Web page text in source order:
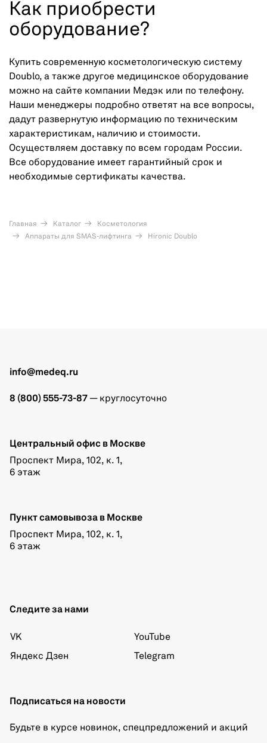
Как приобрести
оборудование?
Купить современную косметологическую систему
Doublo, а также другое медицинское оборудование
можно на сайте компании Медэк или по телефону.
Наши менеджеры подробно ответят на все вопросы,
дадут развернутую информацию по техническим
характеристикам, наличию и стоимости.
Осуществляем доставку по всем городам России.
Все оборудование имеет гарантийный срок и
необходимые сертификаты качества.
Главная Каталог
Косметология
Аппараты для SMAS-лифтинга
Hironic Doublo
info@medeq.ru
8 (800) 555-73-87 — круглосуточно
Центральный офис в Москве
Проспект Мира, 102, к. 1,
6 этаж
Пункт самовывоза в Москве
Проспект Мира, 102, к. 1,
6 этаж
Следите за нами
VK
Яндекс Дзен
YouTube
Telegram
Подписаться на новости
Будьте в курсе новинок, спецпредложений и акций